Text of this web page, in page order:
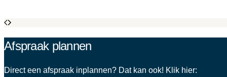
Afspraak plannen
Direct een afspraak inplannen? Dat kan ook! Klik hier: